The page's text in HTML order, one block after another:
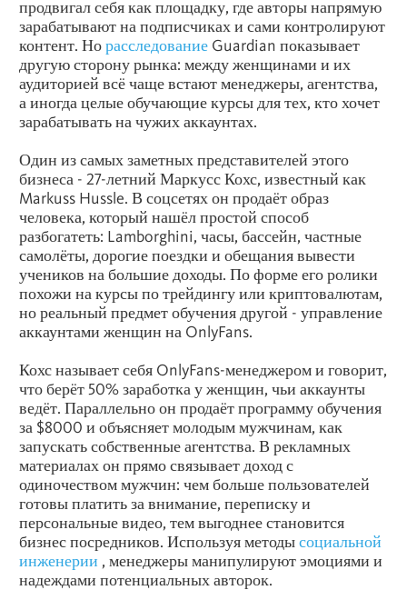
продвигал себя как площадку, где авторы напрямую
зарабатывают на подписчиках и сами контролируют
контент. Норасследование Guardian показывает
другую сторону рынка: между женщинами и их
аудиторией всё чаще встают менеджеры, агентства,
а иногда целые обучающие курсы для тех, кто хочет
зарабатывать на чужих аккаунтах.
Один из самых заметных представителей этого
бизнеса - 27-летний Маркусс Кохс, известный как
Markuss Hussle. В соцсетях он продаёт образ
человека, который нашёл простой способ
разбогатеть: Lamborghini, часы, бассейн, частные
самолёты, дорогие поездки и обещания вывести
учеников на большие доходы. По форме его ролики
похожи на курсы по трейдингу или криптовалютам,
но реальный предмет обучения другой - управление
аккаунтами женщин на OnlyFans.
Кохс называет себя OnlyFans-менеджером и говорит,
что берёт 50% заработка у женщин, чьи аккаунты
ведёт. Параллельно он продаёт программу обучения
за $8000 и объясняет молодым мужчинам, как
запускать собственные агентства. В рекламных
материалах он прямо связывает доход с
одиночеством мужчин: чем больше пользователей
готовы платить за внимание, переписку и
персональные видео, тем выгоднее становится
бизнес посредников. Используя методысоциальной
инженерии , менеджеры манипулируют эмоциями и
надеждами потенциальных авторок.